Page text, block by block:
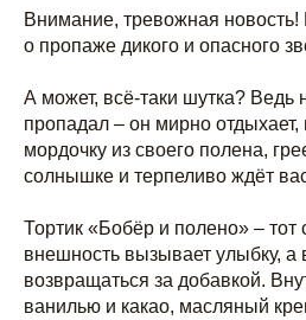
Внимание, тревожная
о пропаже дикого и опасного
А может, всё-таки шутка? Ведь
пропадал – он мирно
мордочку из своего полена,
солнышке и терпеливо ждёт
Тортик «Бобёр и полено» – тот
внешность вызывает улыбку, а
возвращаться за добавкой.
ванилью и какао, масляный